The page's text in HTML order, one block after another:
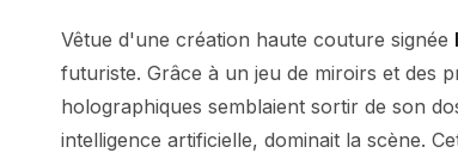
Vêtue d'une création haute couture signée
futuriste. Grâce à un jeu de miroirs et des
holographiques semblaient sortir de son
intelligence artificielle, dominait la scène.